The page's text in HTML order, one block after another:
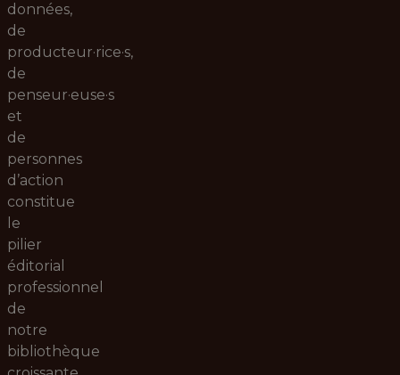
données,
de
producteur·rice·s,
de
penseur·euse·s
et
de
personnes
d’action
constitue
le
pilier
éditorial
professionnel
de
notre
bibliothèque